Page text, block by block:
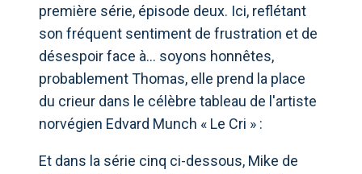
première série, épisode deux. Ici, reflétant
son fréquent sentiment de frustration et de
désespoir face à… soyons honnêtes,
probablement Thomas, elle prend la place
du crieur dans le célèbre tableau de l'artiste
norvégien Edvard Munch « Le Cri » :
Et dans la série cinq ci-dessous, Mike de